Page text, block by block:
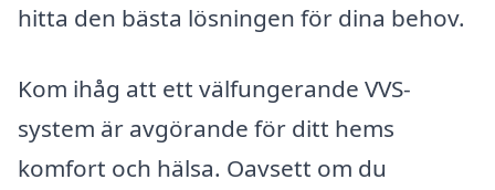
hitta den bästa lösningen för dina behov.
Kom ihåg att ett välfungerande VVS-
system är avgörande för ditt hems
komfort och hälsa. Oavsett om du